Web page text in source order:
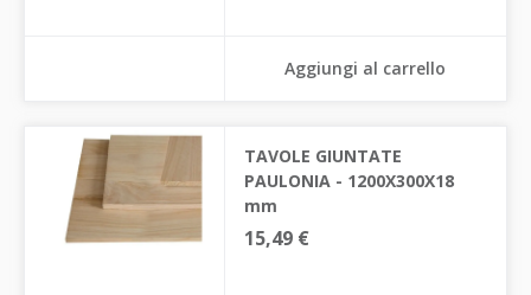
Aggiungi al carrello
TAVOLE GIUNTATE
PAULONIA - 1200X300X18
mm
15,49 €